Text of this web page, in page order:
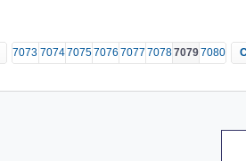
7073 707470757076 7077 707870797080